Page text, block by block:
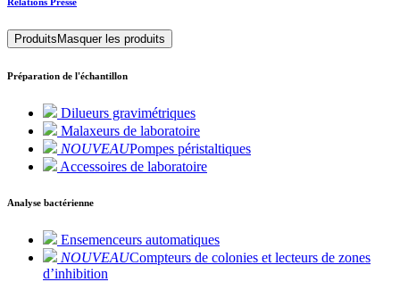
Produits Masquer les produits
Préparation de l'échantillon
Dilueurs gravimétriques
Malaxeurs de laboratoire
NOUVEAUPompes péristaltiques
Accessoires de laboratoire
Analyse bactérienne
Ensemenceurs automatiques
NOUVEAUCompteurs de colonies et lecteurs de zones
d’inhibition